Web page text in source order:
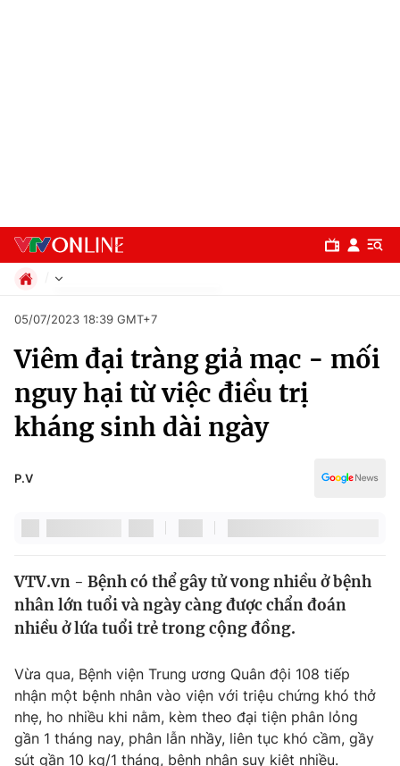
Chuyên mục
Chính trị
Thế giới
Thế giới đó đây
Câu chuyện quốc tế
Kinh tế
Tài chính
Thị trường
Dữ liệu và đời sống
Xã hội
Pháp luật
Thể thao
Truyền hình
Văn hóa - Giải trí
Giáo dục
05/07/2023 18:39 GMT+7
Viêm đại tràng giả mạc - mối
nguy hại từ việc điều trị
kháng sinh dài ngày
P.V
VTV.vn - Bệnh có thể gây tử vong nhiều ở bệnh
nhân lớn tuổi và ngày càng được chẩn đoán
nhiều ở lứa tuổi trẻ trong cộng đồng.
Vừa qua, Bệnh viện Trung ương Quân đội 108 tiếp
nhận một bệnh nhân vào viện với triệu chứng khó thở
nhẹ, ho nhiều khi nằm, kèm theo đại tiện phân lỏng
gần 1 tháng nay, phân lẫn nhầy, liên tục khó cầm, gầy
sút gần 10 kg/1 tháng, bệnh nhân suy kiệt nhiều.